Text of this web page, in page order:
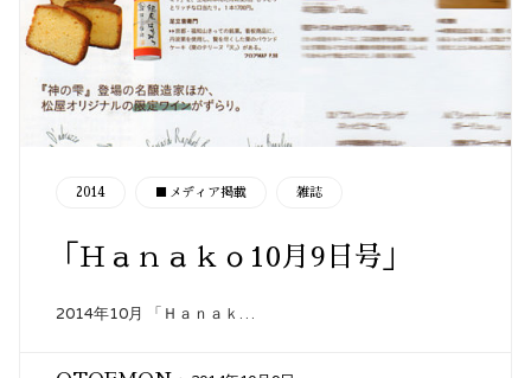
CATEGORY
2014 ■メディア掲載 雑誌
「Ｈａｎａｋｏ10月9日号」
2014年10月 「Ｈａｎａｋ…